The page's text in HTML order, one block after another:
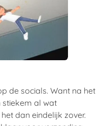
de socials. Want na het
stiekem al wat
dan eindelijk zover.